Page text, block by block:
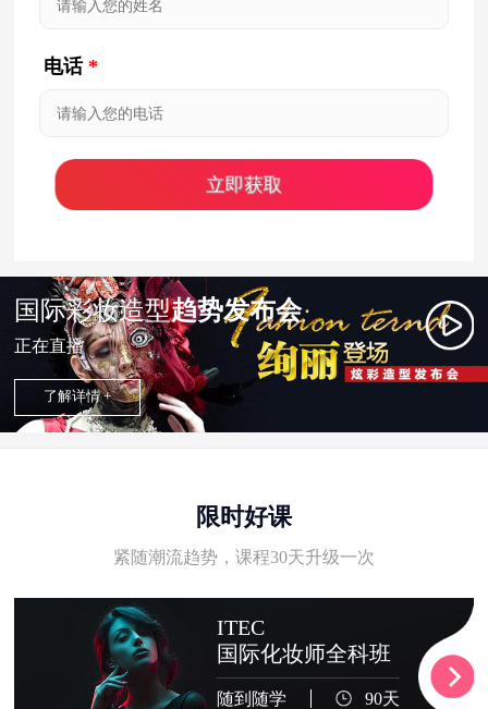
电话 *
国际彩妆造型趋势发布会
正在直播
了解详情 +
限时好课
紧随潮流趋势，课程30天升级一次
ITEC
国际化妆师全科班
随到随学 90天